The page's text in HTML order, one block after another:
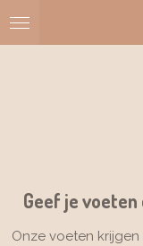
Ga
Geef je
Onze voeten